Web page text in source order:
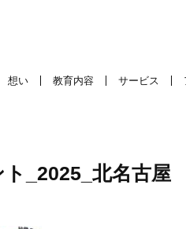
想い 教育内容 サービス
_2025_北名古屋